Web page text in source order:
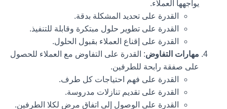
يواجهها العملاء.
القدرة على تحديد المشكلة بدقة.
القدرة على تطوير حلول مبتكرة وقابلة للتنفيذ.
القدرة على إقناع العملاء بقبول الحلول.
مهارات التفاوض: القدرة على التفاوض مع العملاء للحصول
على صفقة رابحة للطرفين.
القدرة على فهم احتياجات كل طرف.
القدرة على تقديم تنازلات مدروسة.
القدرة على الوصول إلى اتفاق مرض لكلا الطرفين.